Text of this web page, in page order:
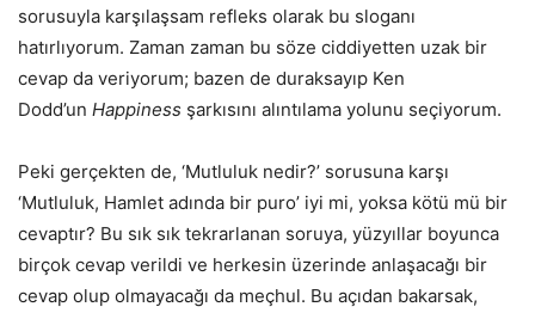
sorusuyla karşılaşsam refleks olarak bu sloganı
hatırlıyorum. Zaman zaman bu söze ciddiyetten uzak bir
cevap da veriyorum; bazen de duraksayıp Ken
Dodd’un Happiness şarkısını alıntılama yolunu seçiyorum.
Peki gerçekten de, ‘Mutluluk nedir?’ sorusuna karşı
‘Mutluluk, Hamlet adında bir puro’ iyi mi, yoksa kötü mü bir
cevaptır? Bu sık sık tekrarlanan soruya, yüzyıllar boyunca
birçok cevap verildi ve herkesin üzerinde anlaşacağı bir
cevap olup olmayacağı da meçhul. Bu açıdan bakarsak,